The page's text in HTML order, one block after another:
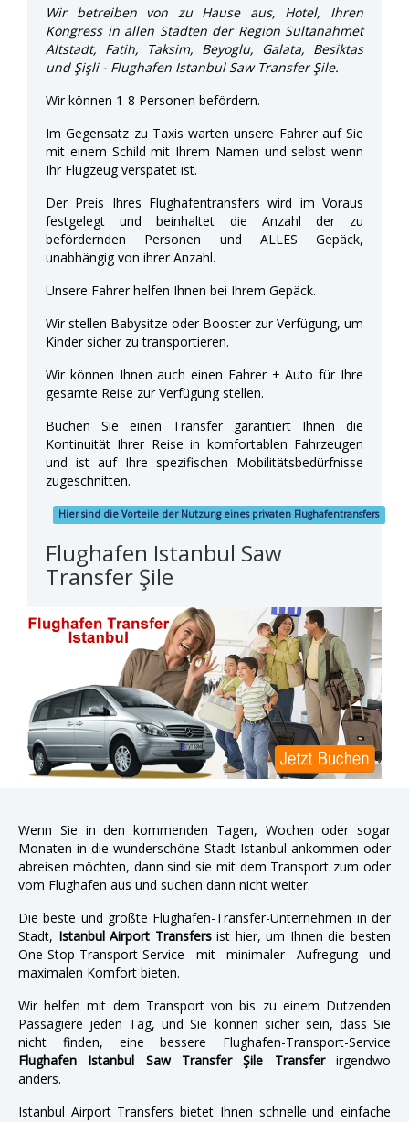
Wir betreiben von zu Hause aus, Hotel, Ihren
Kongress in allen Städten der Region Sultanahmet
Altstadt, Fatih, Taksim, Beyoglu, Galata, Besiktas
und Şişli - Flughafen Istanbul Saw Transfer Şile.
Wir können 1-8 Personen befördern.
Im Gegensatz zu Taxis warten unsere Fahrer auf Sie
mit einem Schild mit Ihrem Namen und selbst wenn
Ihr Flugzeug verspätet ist.
Der Preis Ihres Flughafentransfers wird im Voraus
festgelegt und beinhaltet die Anzahl der zu
befördernden Personen und ALLES Gepäck,
unabhängig von ihrer Anzahl.
Unsere Fahrer helfen Ihnen bei Ihrem Gepäck.
Wir stellen Babysitze oder Booster zur Verfügung, um
Kinder sicher zu transportieren.
Wir können Ihnen auch einen Fahrer + Auto für Ihre
gesamte Reise zur Verfügung stellen.
Buchen Sie einen Transfer garantiert Ihnen die
Kontinuität Ihrer Reise in komfortablen Fahrzeugen
und ist auf Ihre spezifischen Mobilitätsbedürfnisse
zugeschnitten.
Hier sind die Vorteile der Nutzung eines privaten Flughafentransfers
Flughafen Istanbul Saw
Transfer Şile
Wenn Sie in den kommenden Tagen, Wochen oder sogar
Monaten in die wunderschöne Stadt Istanbul ankommen oder
abreisen möchten, dann sind sie mit dem Transport zum oder
vom Flughafen aus und suchen dann nicht weiter.
Die beste und größte Flughafen-Transfer-Unternehmen in der
Stadt, Istanbul Airport Transfersist hier, um Ihnen die besten
One-Stop-Transport-Service mit minimaler Aufregung und
maximalen Komfort bieten.
Wir helfen mit dem Transport von bis zu einem Dutzenden
Passagiere jeden Tag, und Sie können sicher sein, dass Sie
nicht finden, eine bessere Flughafen-Transport-Service
Flughafen Istanbul Saw Transfer Şile Transferirgendwo
anders.
Istanbul Airport Transfers bietet Ihnen schnelle und einfache